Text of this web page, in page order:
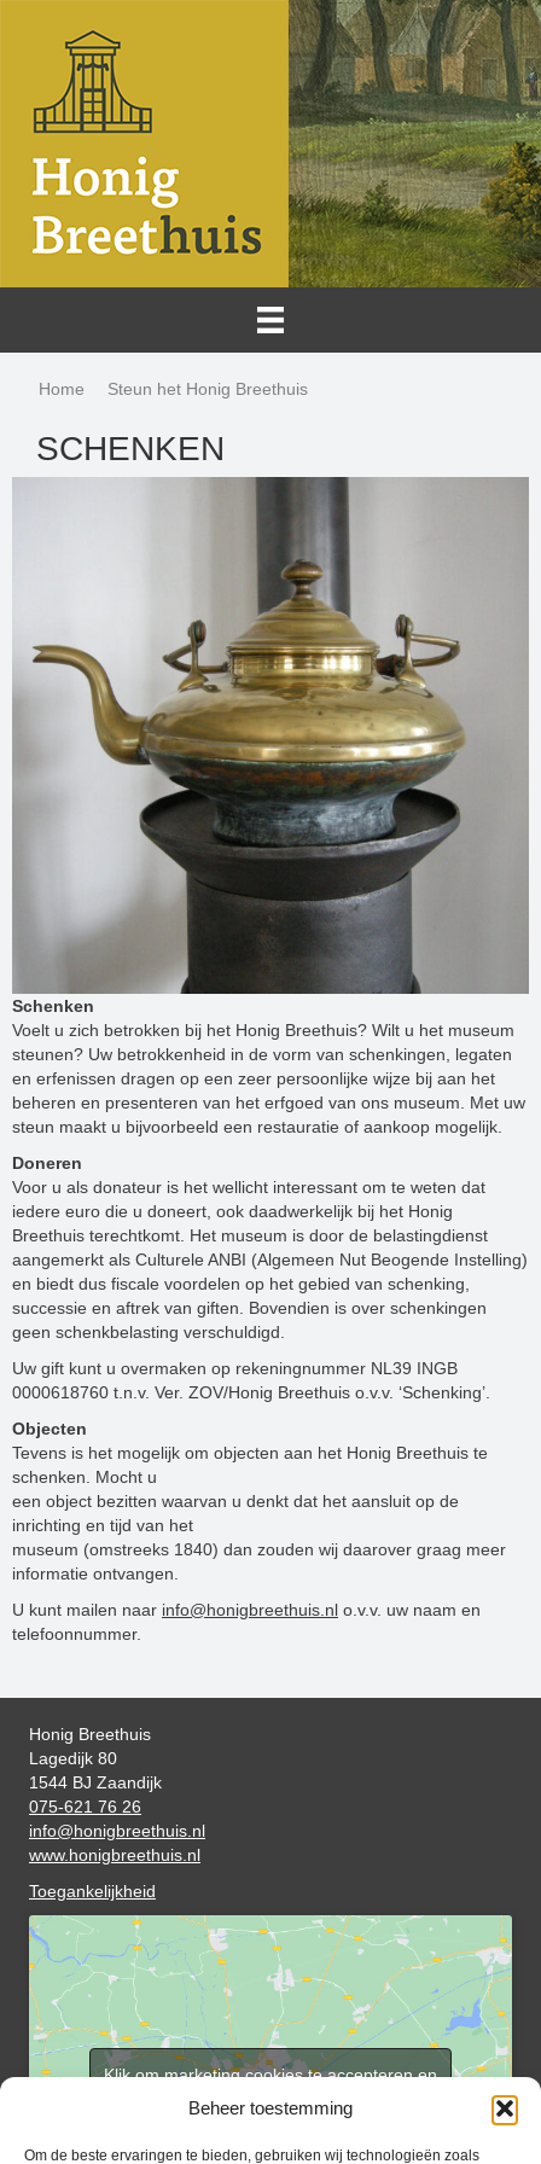
Beheer toestemming
Om de beste ervaringen te bieden, gebruiken wij technologieën zoals
Home Steun het Honig Breethuis
SCHENKEN
Schenken
Voelt u zich betrokken bij het Honig Breethuis? Wilt u het museum
steunen? Uw betrokkenheid in de vorm van schenkingen, legaten
en erfenissen dragen op een zeer persoonlijke wijze bij aan het
beheren en presenteren van het erfgoed van ons museum. Met uw
steun maakt u bijvoorbeeld een restauratie of aankoop mogelijk.
Doneren
Voor u als donateur is het wellicht interessant om te weten dat
iedere euro die u doneert, ook daadwerkelijk bij het Honig
Breethuis terechtkomt. Het museum is door de belastingdienst
aangemerkt als Culturele ANBI (Algemeen Nut Beogende Instelling)
en biedt dus fiscale voordelen op het gebied van schenking,
successie en aftrek van giften. Bovendien is over schenkingen
geen schenkbelasting verschuldigd.
Uw gift kunt u overmaken op rekeningnummer NL39 INGB
0000618760 t.n.v. Ver. ZOV/Honig Breethuis o.v.v. ‘Schenking’.
Objecten
Tevens is het mogelijk om objecten aan het Honig Breethuis te
schenken. Mocht u
een object bezitten waarvan u denkt dat het aansluit op de
inrichting en tijd van het
museum (omstreeks 1840) dan zouden wij daarover graag meer
informatie ontvangen.
U kunt mailen naar info@honigbreethuis.nl o.v.v. uw naam en
telefoonnummer.
Honig Breethuis
Lagedijk 80
1544 BJ Zaandijk
075-621 76 26
info@honigbreethuis.nl
www.honigbreethuis.nl
Toegankelijkheid
Klik om marketing cookies te accepteren en
deze inhoud in te schakelen